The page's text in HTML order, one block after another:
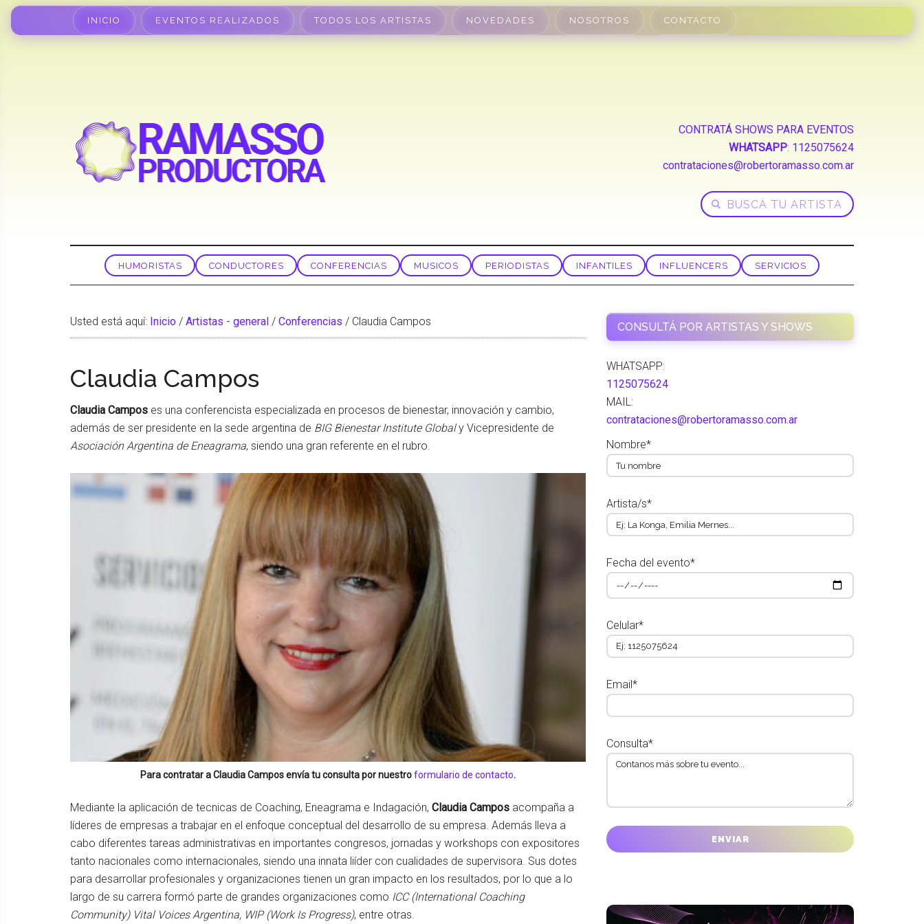
INICIO EVENTOS REALIZADOS TODOS LOS ARTISTAS NOVEDADES NOSOTROS CONTACTO
CONTRATÁ SHOWS PARA EVENTOS
WHATSAPP: 1125075624
contrataciones@robertoramasso.com.ar
HUMORISTAS CONDUCTORES CONFERENCIAS MUSICOS PERIODISTAS INFANTILES INFLUENCERS SERVICIOS
Usted está aquí: Inicio / Artistas - general / Conferencias / Claudia Campos
Claudia Campos
Claudia Campos es una conferencista especializada en procesos de bienestar, innovación y cambio,
además de ser presidente en la sede argentina de BIG Bienestar Institute Globaly Vicepresidente de
Asociación Argentina de Eneagrama, siendo una gran referente en el rubro.
Para contratar aClaudia Camposenvía tu consulta por nuestroformulario de contacto.
Mediante la aplicación de tecnicas de Coaching, Eneagrama e Indagación, Claudia Campos acompaña a
líderes de empresas a trabajar en el enfoque conceptual del desarrollo de su empresa. Además lleva a
cabo diferentes tareas administrativas en importantes congresos, jornadas y workshops con expositores
tanto nacionales como internacionales, siendo una innata liíder con cualidades de supervisora. Sus dotes
para desarrollar profesionales y organizaciones tienen un gran impacto en los resultados, por lo que a lo
largo de su carrera formó parte de grandes organizaciones como ICC (International Coaching
Community) Vital Voices Argentina, WIP (Work Is Progress), entre otras.
CONSULTÁ POR ARTISTAS Y SHOWS
WHATSAPP:
1125075624
MAIL:
contrataciones@robertoramasso.com.ar
Nombre*
Artista/s*
Fecha del evento*
Celular*
Email*
Consulta*